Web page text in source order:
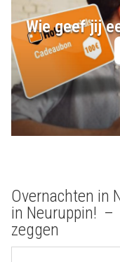
Wie geef jij
Overnachten in
in Neuruppin! –
zeggen